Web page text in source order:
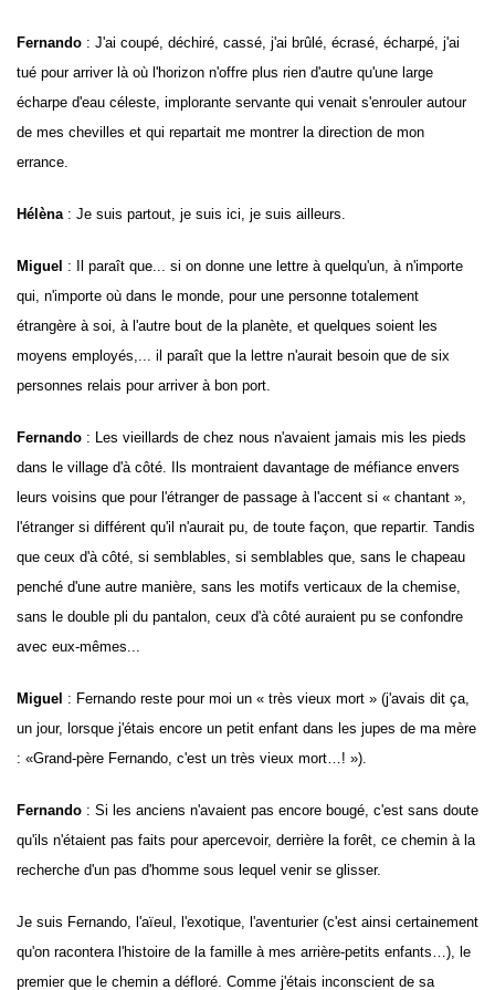
Fernando : J'ai coupé, déchiré, cassé, j'ai brûlé, écrasé, écharpé, j'ai
tué pour arriver là où l'horizon n'offre plus rien d'autre qu'une large
écharpe d'eau céleste, implorante servante qui venait s'enrouler autour
de mes chevilles et qui repartait me montrer la direction de mon
errance.
Hélèna : Je suis partout, je suis ici, je suis ailleurs.
Miguel : Il paraît que... si on donne une lettre à quelqu'un, à n'importe
qui, n'importe où dans le monde, pour une personne totalement
étrangère à soi, à l'autre bout de la planète, et quelques soient les
moyens employés,... il paraît que la lettre n'aurait besoin que de six
personnes relais pour arriver à bon port.
Fernando : Les vieillards de chez nous n'avaient jamais mis les pieds
dans le village d'à côté. Ils montraient davantage de méfiance envers
leurs voisins que pour l'étranger de passage à l'accent si « chantant »,
l'étranger si différent qu'il n'aurait pu, de toute façon, que repartir. Tandis
que ceux d'à côté, si semblables, si semblables que, sans le chapeau
penché d'une autre manière, sans les motifs verticaux de la chemise,
sans le double pli du pantalon, ceux d'à côté auraient pu se confondre
avec eux-mêmes...
Miguel : Fernando reste pour moi un « très vieux mort » (j'avais dit ça,
un jour, lorsque j'étais encore un petit enfant dans les jupes de ma mère
: «Grand-père Fernando, c'est un très vieux mort…! »).
Fernando : Si les anciens n'avaient pas encore bougé, c'est sans doute
qu'ils n'étaient pas faits pour apercevoir, derrière la forêt, ce chemin à la
recherche d'un pas d'homme sous lequel venir se glisser.
Je suis Fernando, l'aïeul, l'exotique, l'aventurier (c'est ainsi certainement
qu'on racontera l'histoire de la famille à mes arrière-petits enfants…), le
premier que le chemin a défloré. Comme j'étais inconscient de sa